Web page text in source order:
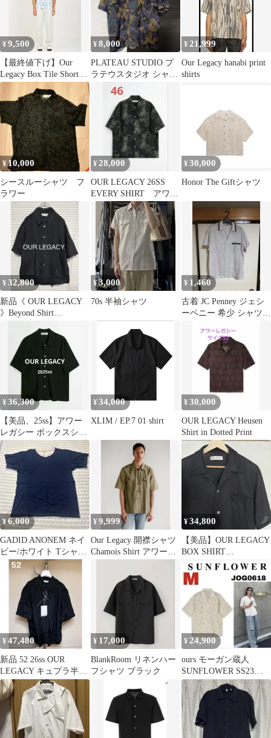
¥9,500
【最終値下げ】Our
Legacy Box Tile Short
Sleeve
¥8,000
PLATEAU STUDIO プ
ラテウスタジオ シャツ
ボタニカル 花柄
¥ 21,999
Our Legacy hanabi print
shirts
¥ 10,000
シースルーシャツ フ
ラワー
¥ 28,000
OUR LEGACY 26SS
EVERY SHIRT アワー
レガシー 半袖
¥ 30,000
Honor The Giftシャツ
¥32,800
新品《 OUR LEGACY
》Beyond Shirt
¥3,000
70s 半袖シャツ
¥ 1,460
古着 JC Penney ジェシ
ーペニー 希少 シャツ
¥36,300
【美品、25ss】アワー
レガシー ボックスシャ
ツ 半袖 ブラック ブー
クレ
¥ 34,000
XLIM / EP.7 01 shirt
¥30,000
OUR LEGACY Heusen
Shirt in Dotted Print
¥6,000
GADID ANONEM ネイ
ビー/ホワイト Tシャツ
サイズ0
¥9,999
Our Legacy 開襟シャツ
Chamois Shirt アワーレ
¥34,800
【美品】OUR LEGACY
BOX SHIRT
SHORTSLEEVE
¥47,480
新品 52 26ss OUR
LEGACY キュプラ半袖
シャツ 黒 19304
¥ 17,000
BlankRoom リネンハー
フシャツ ブラック
¥ 24,900
ours モーガン蔵人
SUNFLOWER SS23
CAYO SS SHIRT